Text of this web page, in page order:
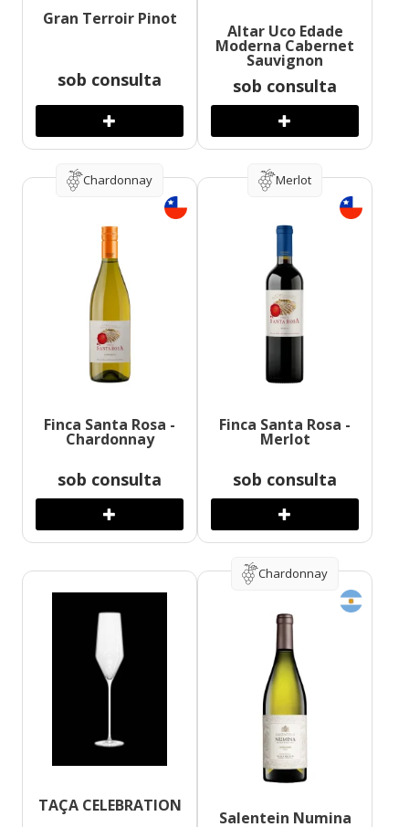
Gran Terroir Pinot
sob consulta
Altar Uco Edade
Moderna Cabernet
Sauvignon
sob consulta
Chardonnay
Finca Santa Rosa -
Chardonnay
sob consulta
Merlot
Finca Santa Rosa -
Merlot
sob consulta
TAÇA CELEBRATION
Chardonnay
Salentein Numina